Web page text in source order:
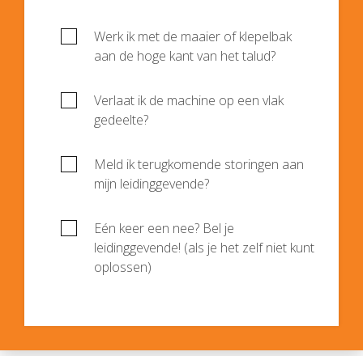
Werk ik met de maaier of klepelbak
aan de hoge kant van het talud?
Verlaat ik de machine op een vlak
gedeelte?
Meld ik terugkomende storingen aan
mijn leidinggevende?
Eén keer een nee? Bel je
leidinggevende! (als je het zelf niet kunt
oplossen)